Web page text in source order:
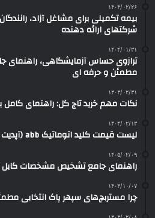
۱۴۰۴/۰۲/۲۶
بیمه تکمیلی برای مشاغل آزاد،
شرکتهای ارائه دهنده
۱۴۰۴/۰۱/۳۱
ترازوی حساس آزمایشگاهی، راهنمای
مطمئن و حرفه ای
۱۴۰۴/۰۲/۳۱
نکات مهم خرید تاج گل: راهنمای کامل
۱۴۰۴/۰۲/۱۳
لیست قیمت کلید اتوماتیک abb (آپدیت جدید)
۱۴۰۵/۰۲/۰۹
راهنمای جامع تشخیص مشخصات کابل
۱۴۰۳/۱۰/۰۷
چرا مستربچ‌های سپهر پاک انتخابی
۱۴۰۴/۰۲/۰۸